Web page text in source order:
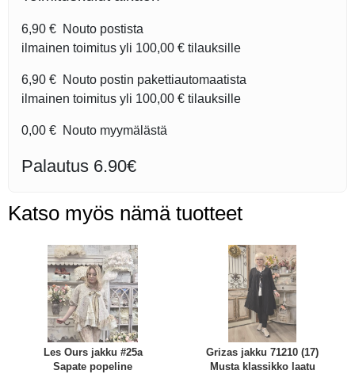
6,90 € Nouto postista
ilmainen toimitus yli 100,00 € tilauksille
6,90 € Nouto postin pakettiautomaatista
ilmainen toimitus yli 100,00 € tilauksille
0,00 € Nouto myymälästä
Palautus 6.90€
Katso myös nämä tuotteet
Les Ours jakku #25a
Sapate popeline
Grizas jakku 71210 (17)
Musta klassikko laatu